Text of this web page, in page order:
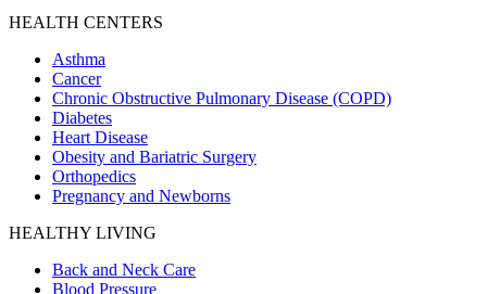
HEALTH CENTERS
Asthma
Cancer
Chronic Obstructive Pulmonary Disease (COPD)
Diabetes
Heart Disease
Obesity and Bariatric Surgery
Orthopedics
Pregnancy and Newborns
HEALTHY LIVING
Back and Neck Care
Blood Pressure